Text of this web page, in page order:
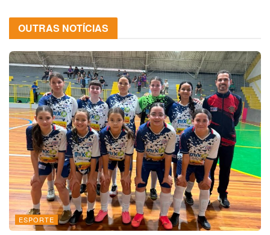
OUTRAS NOTÍCIAS
ESPORTE